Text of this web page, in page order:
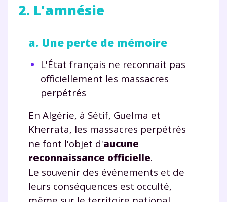
2. L'amnésie
a. Une perte de mémoire
L'État français ne reconnait pas
officiellement les massacres
perpétrés
En Algérie, à Sétif, Guelma et
Kherrata, les massacres perpétrés
ne font l'objet d'aucune
reconnaissance officielle.
Le souvenir des événements et de
leurs conséquences est occulté,
année scolaire ?
Testez gratuitement
pendant 24h notre
plateforme de soutien
scolaire !
Fiches de cours et vidéos,
corrigés, podcasts de révisions
Unespace dédié aux parents pour
suivre les progrès